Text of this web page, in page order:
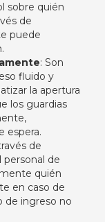
sobre quién
de
puede
: Son
fluido y
la apertura
los guardias
espera.
de
personal de
quién
en caso de
de ingreso no